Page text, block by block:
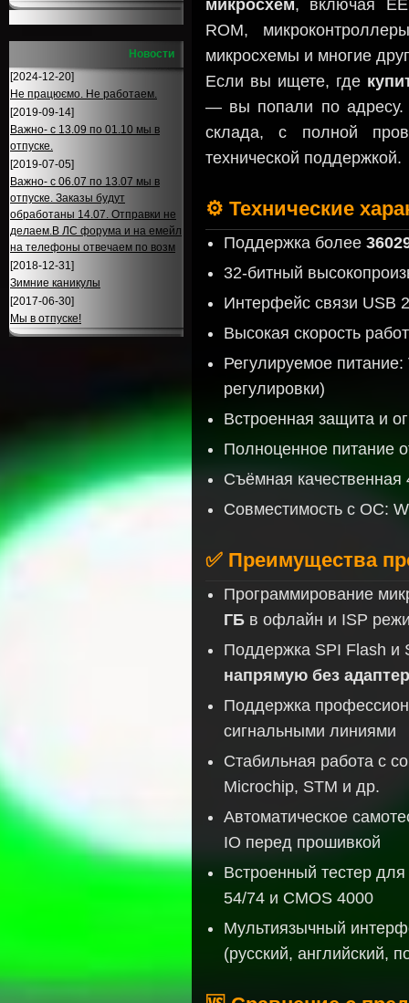
Новости
[2024-12-20]
Не працюємо. Не работаем.
[2019-09-14]
Важно- с 13.09 по 01.10 мы в
отпуске.
[2019-07-05]
Важно- с 06.07 по 13.07 мы в
отпуске. Заказы будут
обработаны 14.07. Отправки не
делаем.В ЛС форума и на емейл
на телефоны отвечаем по возм
[2018-12-31]
Зимние каникулы
[2017-06-30]
Мы в отпуске!
микросхем, включая
ROM,
микросхемы и многие
Если вы ищете, где
— вы попали по адресу.
склада, с полной
технической поддержкой.
⚙️ Технические
Поддержка более
32-битный
Интерфейс связи USB
Высокая скорость
Регулируемое
регулировки)
Встроенная защита и
Полноценное питание
Съёмная
Совместимость с ОС:
✅ Преимущества
Программирование
ГБ в офлайн и ISP
Поддержка SPI Flash и
напрямую без
Поддержка
сигнальными линиями
Стабильная работа с
Microchip, STM и др.
Автоматическое
IO перед прошивкой
Встроенный тестер
54/74 и CMOS 4000
Мультиязычный
(русский, английский,